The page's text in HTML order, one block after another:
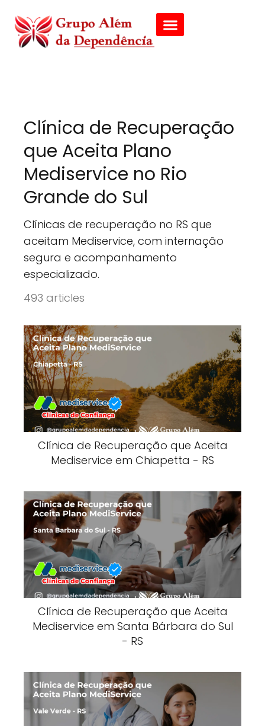
Clínica de Recuperação
que Aceita Plano
Mediservice no Rio
Grande do Sul
Clínicas de recuperação no RS que
aceitam Mediservice, com internação
segura e acompanhamento
especializado.
493 articles
Clínica de Recuperação que Aceita
Mediservice em Chiapetta - RS
Clínica de Recuperação que Aceita
Mediservice em Santa Bárbara do Sul
- RS